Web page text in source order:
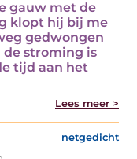
gauw met de
klopt hij bij me
gedwongen
stroming is
tijd aan het
Lees meer >
netgedicht